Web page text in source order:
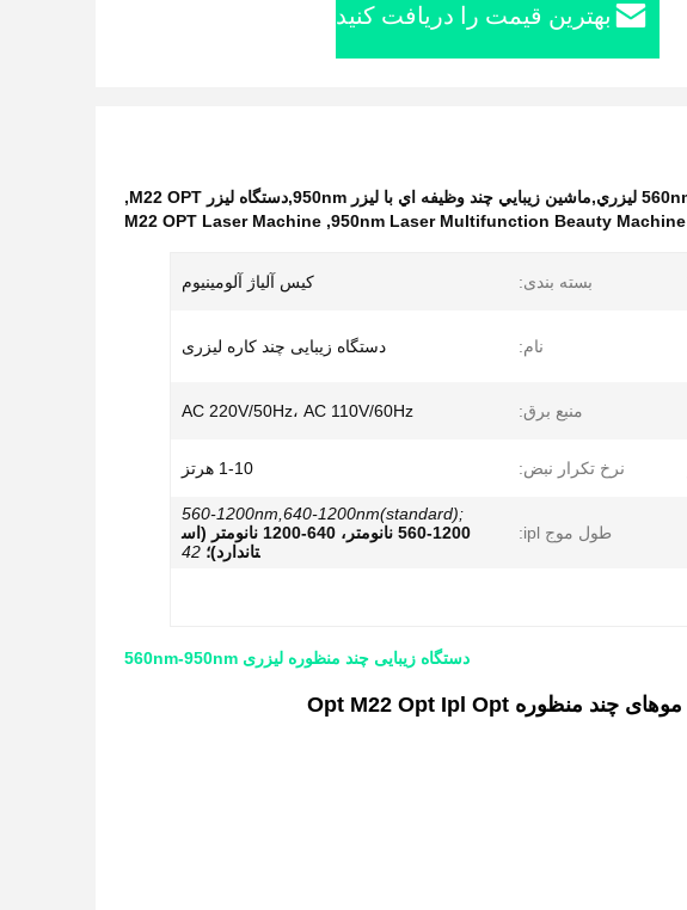
بهترین قیمت را دریافت کنید
,
950nm Laser Multifunction Beauty Machine
,
M22 OPT Laser Machine
بسته بندی: کیس آلیاژ آلومینیوم
نام: دستگاه زیبایی چند کاره لیزری
منبع برق: AC 220V/50Hz، AC 110V/60Hz
نرخ تکرار نبض: 1-10 هرتز
طول موج ipl:
560-1200nm,640-1200nm(standard);
560-1200 نانومتر، 640-1200 نانومتر (اس
تاندارد)؛ 42
دستگاه زیبایی چند منظوره لیزری 560nm-950nm